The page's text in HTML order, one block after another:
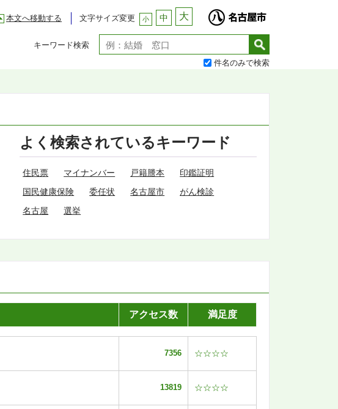
本文へ移動する 文字サイズ変更 小 中 大
キーワード検索
件名のみで検索
よく検索されているキーワード
住民票 マイナンバー 戸籍謄本
印鑑証明
国民健康保険
委任状 名古屋市
がん検診
名古屋
選挙
アクセス数 満足度
7356 ☆☆☆☆
13819 ☆☆☆☆